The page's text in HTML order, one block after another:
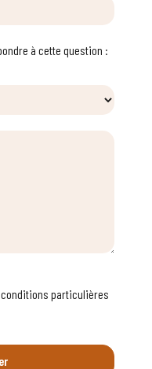
à cette question :
particulières